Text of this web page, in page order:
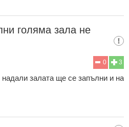
голяма зала не
3
0
залата ще се запълни и на